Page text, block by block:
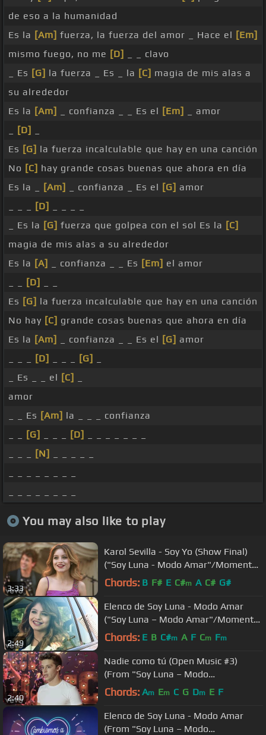
de eso a la humanidad
Es la [Am] fuerza, la fuerza del amor _ Hace el [Em]
mismo fuego, no me [D]
_ _ clavo
_ Es [G] la fuerza _ Es _ la [C] magia de mis alas a
su alrededor
Es la [Am] _ confianza _ _ Es el [Em]
_ amor
[D]
Es [G] la fuerza incalculable que hay en una canción
No [C] hay grande cosas buenas que ahora en día
Es la _
[Am] _ confianza _ Es el [G] amor
[D]
_ Es la [G] fuerza que golpea con el sol Es la [C]
magia de mis alas a su alrededor
Es la [A] _ confianza _ _ Es [Em] el amor
[D]
Es [G] la fuerza incalculable que hay en una canción
No hay [C] grande cosas buenas que ahora en día
Es la [Am] _ confianza _ _ Es el [G] amor
[D] [G]
_ Es _ _ el [C]
amor
_ _ Es [Am] la _ _ _ confianza
[G] [D]
[N]
You may also like to play
3:33
Karol Sevilla - Soy Yo (Show Final)
("Soy Luna - Modo Amar"/Momento
Musical)
Chords: B F# E C#m A C# G#
2:49
Elenco de Soy Luna - Modo Amar
("Soy Luna – Modo Amar"/Momento
Musical/reencuentro)
Chords: E B C#m A F Cm Fm
2:40
Nadie como tú (Open Music #3)
(From "Soy Luna – Modo
Amar"/Momento Musical)
Chords: Am Em C G Dm E F
Elenco de Soy Luna - Modo Amar
(From "Soy Luna – Modo